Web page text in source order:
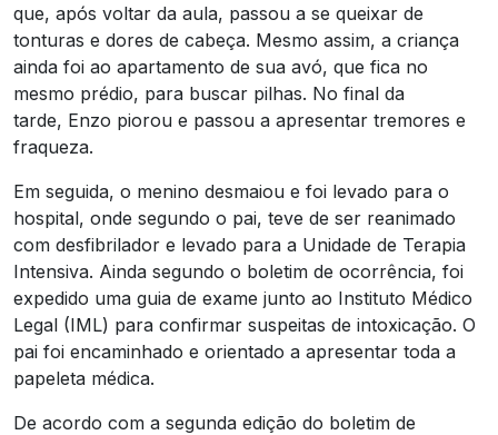
que, após voltar da aula, passou a se queixar de
tonturas e dores de cabeça. Mesmo assim, a criança
ainda foi ao apartamento de sua avó, que fica no
mesmo prédio, para buscar pilhas. No final da
tarde, Enzo piorou e passou a apresentar tremores e
fraqueza.
Em seguida, o menino desmaiou e foi levado para o
hospital, onde segundo o pai, teve de ser reanimado
com desfibrilador e levado para a Unidade de Terapia
Intensiva. Ainda segundo o boletim de ocorrência, foi
expedido uma guia de exame junto ao Instituto Médico
Legal (IML) para confirmar suspeitas de intoxicação. O
pai foi encaminhado e orientado a apresentar toda a
papeleta médica.
De acordo com a segunda edição do boletim de